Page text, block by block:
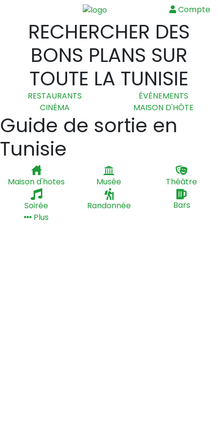
Compte
RECHERCHER DES
BONS PLANS SUR
TOUTE LA TUNISIE
RESTAURANTS
ÉVÉNEMENTS
CINÉMA
MAISON D'HÔTE
Guide de sortie en
Tunisie
Maison d'hotes Musée Théâtre
Soirée Randonnée
Bars
Plus